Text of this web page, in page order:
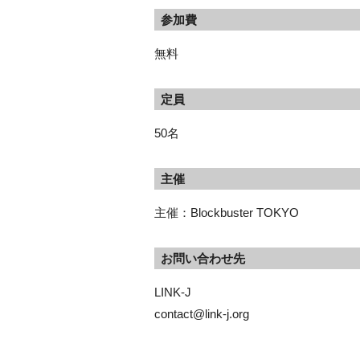
参加費
無料
定員
50名
主催
主催：Blockbuster TOKYO
お問い合わせ先
LINK-J
contact@link-j.org